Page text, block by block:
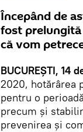
Începând de
fost prelungită
că vom
BUCUREȘTI, 14
2020, hotărârea
pentru o
precum și
prevenirea şi